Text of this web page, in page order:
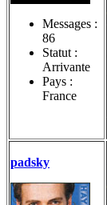
Messages :
86
Statut :
Arrivante
Pays :
France
padsky